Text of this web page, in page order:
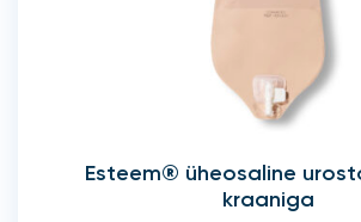
Esteem® üheosaline
kraaniga